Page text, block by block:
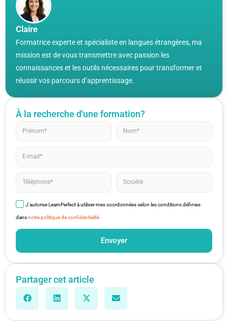
Claire
Formatrice experte et spécialiste en langues étrangères, ma
mission est de vous transmettre avec passion les
connaissances et les outils nécessaires pour transformer et
réussir vos parcours d’apprentissage.
À la recherche d'une formation?
J'autorise LearnPerfect à utiliser mes coordonnées selon les conditions définies
dansnotre politique de confidentialité
Envoyer
Partager cet article